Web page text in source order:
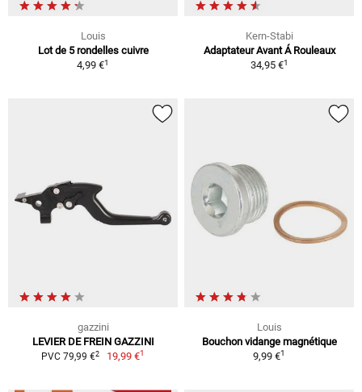
Louis
Lot de 5 rondelles cuivre
4,99 €1
Kern-Stabi
Adaptateur Avant Á Rouleaux
34,95 €1
gazzini
LEVIER DE FREIN GAZZINI
PVC 79,99 €2 19,99 €1
Louis
Bouchon vidange magnétique
9,99 €1